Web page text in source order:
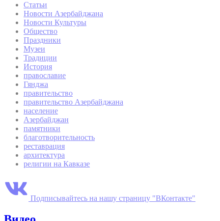
Статьи
Новости Азербайджана
Новости Культуры
Общество
Праздники
Музеи
Традиции
История
православие
Гянджа
правительство
правительство Азербайджана
население
Азербайджан
памятники
благотворительность
реставрация
архитектура
религии на Кавказе
Подписывайтесь на нашу страницу "ВКонтакте"